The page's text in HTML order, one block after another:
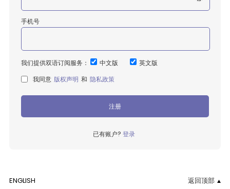
手机号
我们提供双语订阅服务： 中文版
英文版
我同意 版权声明 和 隐私政策
注册
已有账户? 登录
ENGLISH 返回顶部